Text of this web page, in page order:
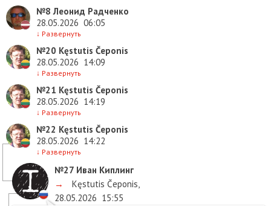
№8 Леонид Радченко
28.05.2026 06:05
↓ Развернуть
№20 Kęstutis Čeponis
28.05.2026 14:09
↓ Развернуть
№21 Kęstutis Čeponis
28.05.2026 14:19
↓ Развернуть
№22 Kęstutis Čeponis
28.05.2026 14:22
↓ Развернуть
№27 Иван Киплинг
→
Kęstutis Čeponis,
28.05.2026 15:55